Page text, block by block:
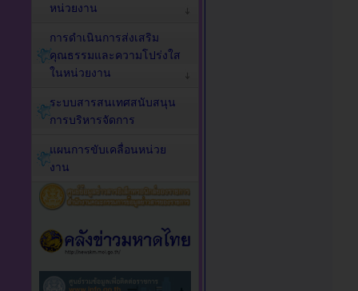
หน่วยงาน
การดำเนินการส่งเสริม
คุณธรรมและความโปร่งใส
ในหน่วยงาน
ระบบสารสนเทศสนับสนุน
การบริหารจัดการ
แผนการขับเคลื่อนหน่วย
งาน